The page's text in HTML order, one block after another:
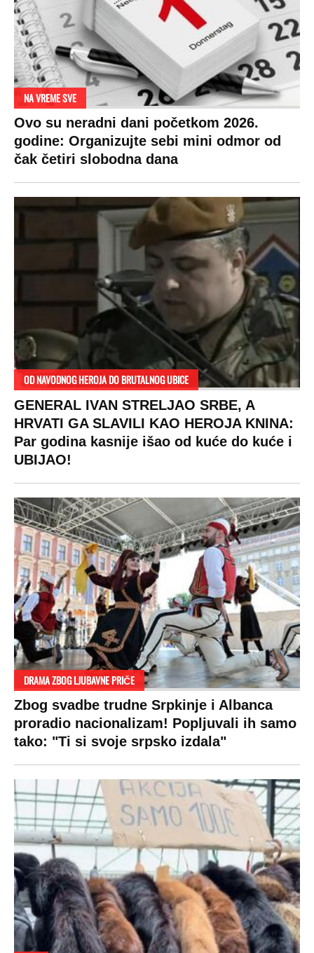
NA VREME SVE
Ovo su neradni dani početkom 2026.
godine: Organizujte sebi mini odmor od
čak četiri slobodna dana
OD NAVODNOG HEROJA DO BRUTALNOG UBICE
GENERAL IVAN STRELJAO SRBE, A
HRVATI GA SLAVILI KAO HEROJA KNINA:
Par godina kasnije išao od kuće do kuće i
UBIJAO!
DRAMA ZBOG LJUBAVNE PRIČE
Zbog svadbe trudne Srpkinje i Albanca
proradio nacionalizam! Popljuvali ih samo
tako: "Ti si svoje srpsko izdala"